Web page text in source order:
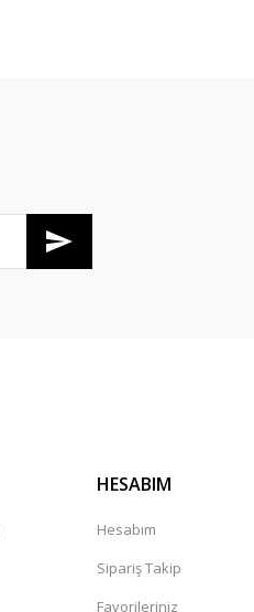
HESABIM
Hesabım
Sipariş Takip
Favorileriniz